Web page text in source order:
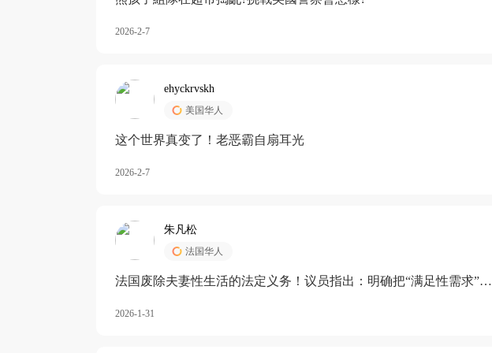
2026-2-7
ehyckrvskh
美国华人
这个世界真变了！老恶霸自扇耳光
2026-2-7
朱凡松
法国华人
法国废除夫妻性生活的法定义务！议员指出：明确把“满足性需求”排
2026-1-31